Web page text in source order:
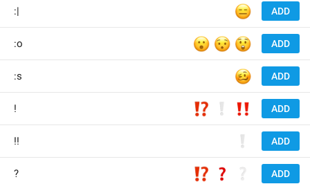
ADD
😑
:|
ADD
😮
😯
😲
:o
ADD
🥴
:s
ADD
⁉️
❕
‼️
!
ADD
❕
!!
ADD
⁉️
❓
❔
?